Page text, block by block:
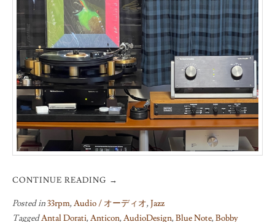
CONTINUE READING →
Posted in33rpm,Audio / オーディオ,Jazz
TaggedAntal Dorati,Anticon,AudioDesign,Blue Note,Bobby